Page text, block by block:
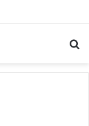
Neresi?